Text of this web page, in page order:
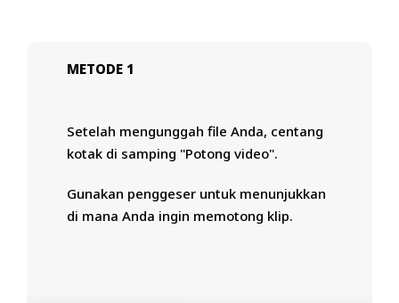
METODE 1
Setelah mengunggah file Anda, centang
kotak di samping "Potong video".
Gunakan penggeser untuk menunjukkan
di mana Anda ingin memotong klip.